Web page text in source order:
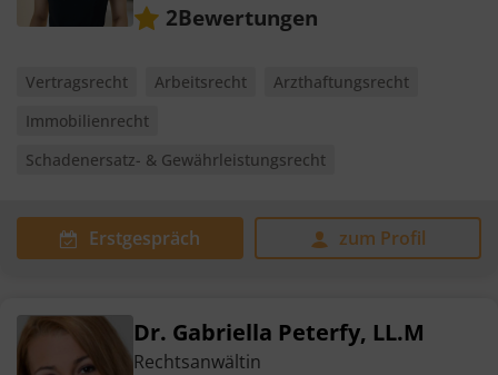
2Bewertungen
Vertragsrecht Arbeitsrecht
Arzthaftungsrecht
Immobilienrecht
Schadenersatz- & Gewährleistungsrecht
Erstgespräch zum Profil
Dr. Gabriella Peterfy, LL.M
Rechtsanwältin